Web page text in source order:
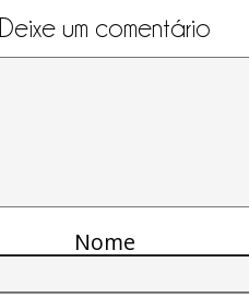
Deixe um comentário
Nome